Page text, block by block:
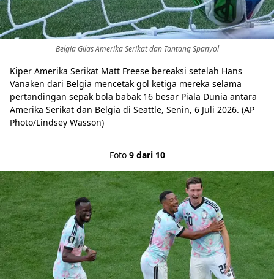
Belgia Gilas Amerika Serikat dan Tantang Spanyol
Kiper Amerika Serikat Matt Freese bereaksi setelah Hans
Vanaken dari Belgia mencetak gol ketiga mereka selama
pertandingan sepak bola babak 16 besar Piala Dunia antara
Amerika Serikat dan Belgia di Seattle, Senin, 6 Juli 2026. (AP
Photo/Lindsey Wasson)
Foto 9 dari 10